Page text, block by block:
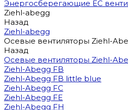
Энергосберегающие EC
Ziehl-abegg
Назад
Ziehl-abegg
Осевые вентиляторы Ziehl-
Назад
Осевые вентиляторы Ziehl-
Ziehl-Abegg FB
Ziehl-Abegg FB little blue
Ziehl-Abegg FC
Ziehl-Abegg FE
Ziehl-Abegg FH